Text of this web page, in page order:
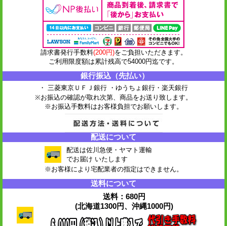
請求書発行手数料(200円)をご負担いただきます。
ご利用限度額は累計残高で54000円迄です。
銀行振込（先払い）
・ 三菱東京ＵＦＪ銀行 ・ゆうちょ銀行 ・楽天銀行
※お振込の確認が取れ次第、商品をお送り致します。
※お振込手数料はお客様負担でお願いします。
配送について
配送は佐川急便・ヤマト運輸
でお届け いたします
※お客様により宅配業者の指定はできません。
送料について
送料：680円
(北海道1300円、沖縄1000円)